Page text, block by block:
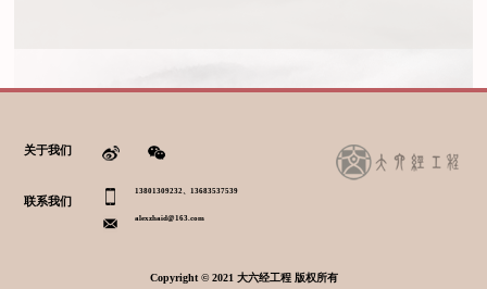
关于我们
联系我们
13801309232、13683537539
alexzhaid@163.com
Copyright © 2021 大六经工程 版权所有